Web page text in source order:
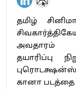
தமிழ்
அவதாரம்
தயாரிப்பு
கானா படத்தை